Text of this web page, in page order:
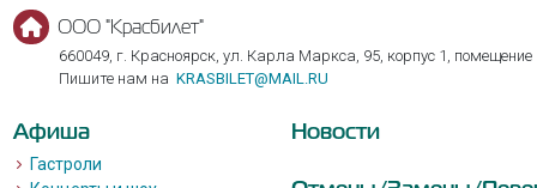
ООО "Красбилет"
660049, г. Красноярск, ул. Карла Маркса, 95, корпус 1, помещение
Пишите нам на KRASBILET@MAIL.RU
Афиша
Гастроли
Новости